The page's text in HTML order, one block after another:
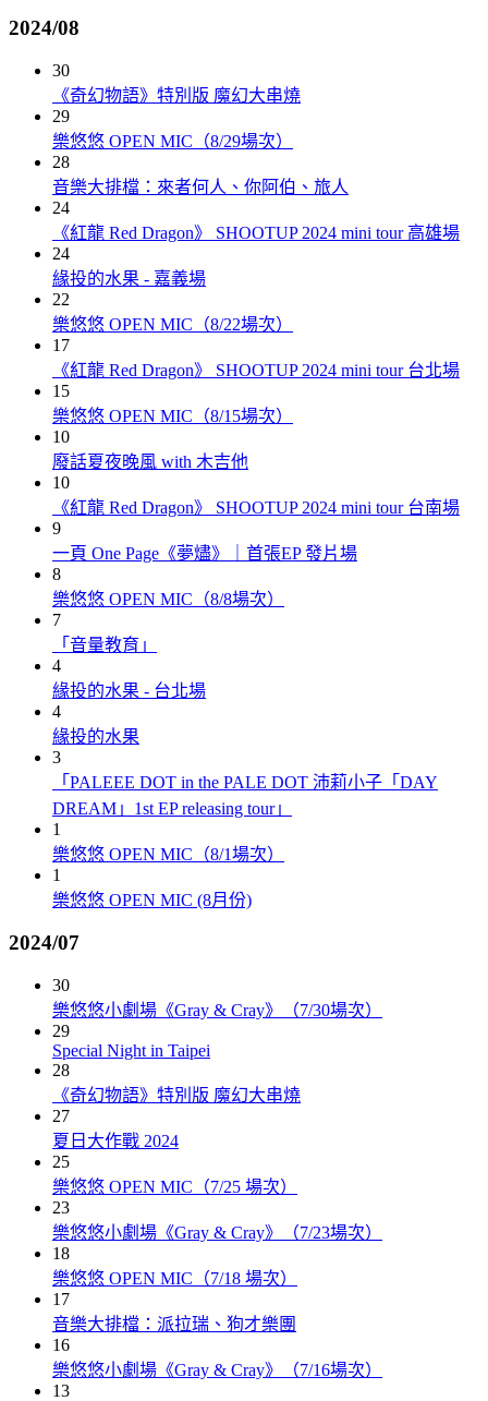
2024/08
30
《奇幻物語》特別版 魔幻大串燒
29
樂悠悠 OPEN MIC（8/29場次）
28
音樂大排檔：來者何人、你阿伯、旅人
24
《紅龍 Red Dragon》 SHOOTUP 2024 mini tour 高雄場
24
緣投的水果 - 嘉義場
22
樂悠悠 OPEN MIC（8/22場次）
17
《紅龍 Red Dragon》 SHOOTUP 2024 mini tour 台北場
15
樂悠悠 OPEN MIC（8/15場次）
10
廢話夏夜晚風 with 木吉他
10
《紅龍 Red Dragon》 SHOOTUP 2024 mini tour 台南場
9
一頁 One Page《夢燼》｜首張EP 發片場
8
樂悠悠 OPEN MIC（8/8場次）
7
「音量教育」
4
緣投的水果 - 台北場
4
緣投的水果
3
「PALEEE DOT in the PALE DOT 沛莉小子「DAY
DREAM」1st EP releasing tour」
1
樂悠悠 OPEN MIC（8/1場次）
1
樂悠悠 OPEN MIC (8月份)
2024/07
30
樂悠悠小劇場《Gray & Cray》（7/30場次）
29
Special Night in Taipei
28
《奇幻物語》特別版 魔幻大串燒
27
夏日大作戰 2024
25
樂悠悠 OPEN MIC（7/25 場次）
23
樂悠悠小劇場《Gray & Cray》（7/23場次）
18
樂悠悠 OPEN MIC（7/18 場次）
17
音樂大排檔：派拉瑞、狗才樂團
16
樂悠悠小劇場《Gray & Cray》（7/16場次）
13